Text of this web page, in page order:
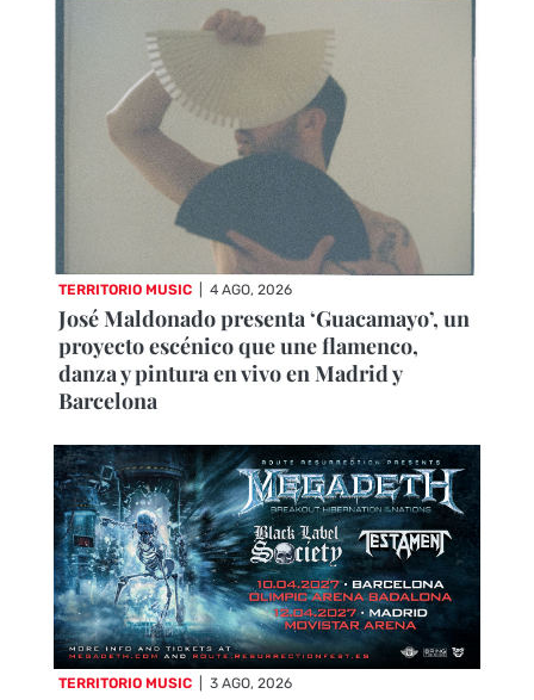
TERRITORIO MUSIC 4 AGO, 2026
José Maldonado presenta ‘Guacamayo’, un
proyecto escénico que une flamenco,
danza y pintura en vivo en Madrid y
Barcelona
TERRITORIO MUSIC 3 AGO, 2026